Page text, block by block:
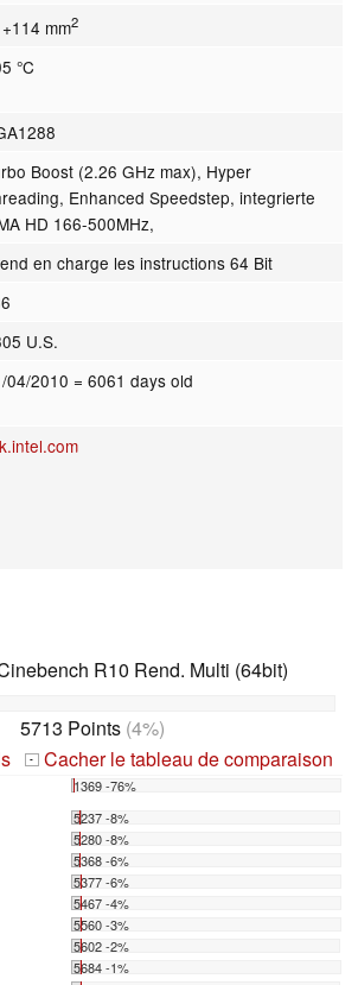
mm2
°C
Boost (2.26 GHz max), Hyper
Enhanced Speedstep, integrierte
HD 166-500MHz,
en charge les instructions 64 Bit
U.S.
04/2010 = 6061 days old
R10 Rend. Multi (64bit)
5713 Points (4%)
- Cacher le tableau de comparaison
1369 -76%
5237 -8%
5280 -8%
5368 -6%
5377 -6%
5467 -4%
5560 -3%
5602 -2%
5684 -1%